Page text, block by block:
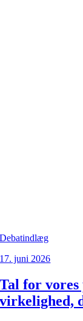
Debatindlæg
17. juni 2026
Tal for vores
virkelighed,